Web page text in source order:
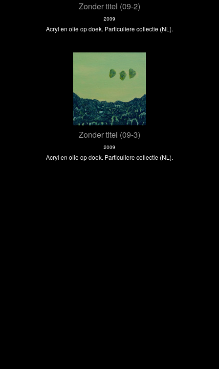
Zonder titel (09-2)
2009
Acryl en olie op doek. Particuliere collectie (NL).
Zonder titel (09-3)
2009
Acryl en olie op doek. Particuliere collectie (NL).